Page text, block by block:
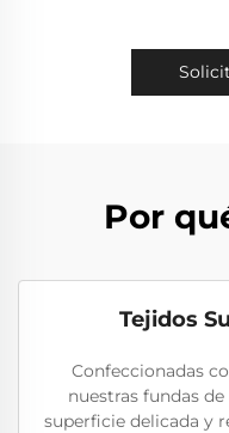
Por
Tejidos
Confeccionadas
nuestras fundas
superficie delicada y